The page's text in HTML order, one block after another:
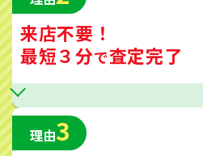
来店不要！
最短３分で査定完了
理由3